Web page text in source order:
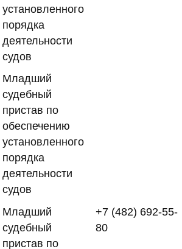
установленного
порядка
деятельности
судов
Младший
судебный
пристав по
обеспечению
установленного
порядка
деятельности
судов
Младший
судебный
пристав по
+7 (482) 692-55-
80